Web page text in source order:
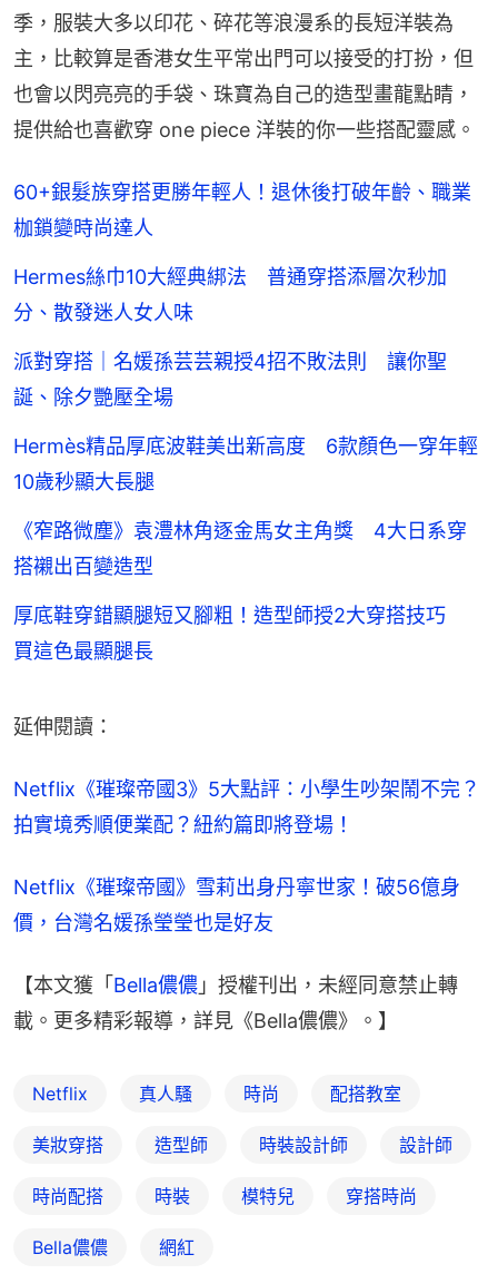
季，服裝大多以印花、碎花等浪漫系的長短洋裝為
主，比較算是香港女生平常出門可以接受的打扮，但
也會以閃亮亮的手袋、珠寶為自己的造型畫龍點睛，
提供給也喜歡穿 one piece 洋裝的你一些搭配靈感。
60+銀髮族穿搭更勝年輕人！退休後打破年齡、職業
枷鎖變時尚達人
Hermes絲巾10大經典綁法 普通穿搭添層次秒加
分、散發迷人女人味
派對穿搭｜名媛孫芸芸親授4招不敗法則 讓你聖
誕、除夕艷壓全場
Hermès精品厚底波鞋美出新高度 6款顏色一穿年輕
10歲秒顯大長腿
《窄路微塵》袁澧林角逐金馬女主角獎 4大日系穿
搭襯出百變造型
厚底鞋穿錯顯腿短又腳粗！造型師授2大穿搭技巧
買這色最顯腿長
延伸閱讀：
Netflix《璀璨帝國3》5大點評：小學生吵架鬧不完？
拍實境秀順便業配？紐約篇即將登場！
Netflix《璀璨帝國》雪莉出身丹寧世家！破56億身
價，台灣名媛孫瑩瑩也是好友
【本文獲「Bella儂儂 」授權刊出，未經同意禁止轉
載。更多精彩報導，詳見《Bella儂儂》。】
Netflix 真人騷 時尚 配搭教室
美妝穿搭 造型師 時裝設計師 設計師
時尚配搭 時裝 模特兒 穿搭時尚
Bella儂儂 網紅